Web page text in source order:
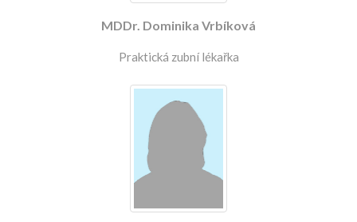
MDDr. Dominika Vrbíková
Praktická zubní lékařka